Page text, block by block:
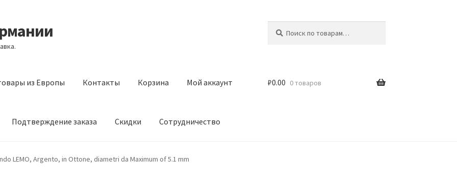
из Европы Контакты Корзина Мой аккаунт
Подтверждение заказа Скидки Сотрудничество
Европы Контакты Корзина Мой аккаунт Оставить отзыв
₽0.00 0 товаров
LEMO, Argento, in Ottone, diametri da Maximum of 5.1 mm